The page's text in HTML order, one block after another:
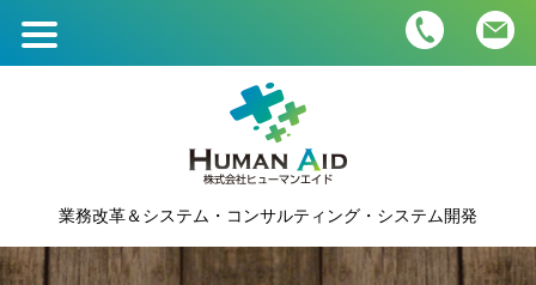
業務内容・価格
会社概要
業務改革＆システム・コンサルティング・システム開発